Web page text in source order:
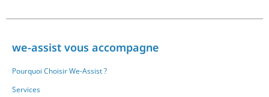
we-assist vous accompagne
Pourquoi Choisir We-Assist ?
Services